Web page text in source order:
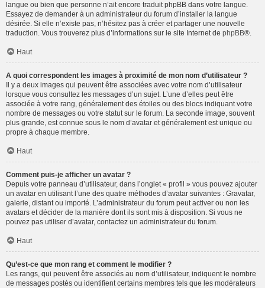
langue ou bien que personne n’ait encore traduit phpBB dans votre langue.
Essayez de demander à un administrateur du forum d’installer la langue
désirée. Si elle n’existe pas, n’hésitez pas à créer et partager une nouvelle
traduction. Vous trouverez plus d’informations sur le site Internet de phpBB®.
Haut
A quoi correspondent les images à proximité de mon nom d’utilisateur ?
Il y a deux images qui peuvent être associées avec votre nom d’utilisateur
lorsque vous consultez les messages d’un sujet. L’une d’elles peut être
associée à votre rang, généralement des étoiles ou des blocs indiquant votre
nombre de messages ou votre statut sur le forum. La seconde image, souvent
plus grande, est connue sous le nom d’avatar et généralement est unique ou
propre à chaque membre.
Haut
Comment puis-je afficher un avatar ?
Depuis votre panneau d’utilisateur, dans l’onglet « profil » vous pouvez ajouter
un avatar en utilisant l’une des quatre méthodes d’avatar suivantes : Gravatar,
galerie, distant ou importé. L’administrateur du forum peut activer ou non les
avatars et décider de la manière dont ils sont mis à disposition. Si vous ne
pouvez pas utiliser d’avatar, contactez un administrateur du forum.
Haut
Qu’est-ce que mon rang et comment le modifier ?
Les rangs, qui peuvent être associés au nom d’utilisateur, indiquent le nombre
de messages postés ou identifient certains membres tels que les modérateurs